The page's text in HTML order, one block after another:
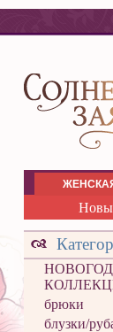
брюки
блузки/